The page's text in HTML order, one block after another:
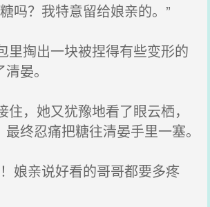
吗？我特意留给娘亲的。”
掏出一块被捏得有些变形的
晏。
，她又犹豫地看了眼云栖，
终忍痛把糖往清晏手里一塞。
娘亲说好看的哥哥都要多疼